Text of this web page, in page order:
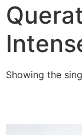
Showing the